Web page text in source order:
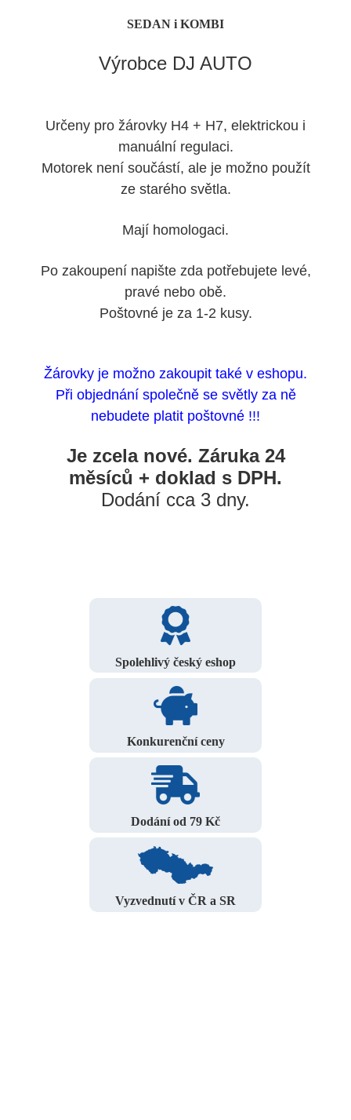
SEDAN i KOMBI
Výrobce DJ AUTO
Určeny pro žárovky H4 + H7, elektrickou i
manuální regulaci.
Motorek není součástí, ale je možno použít
ze starého světla.
Mají homologaci.
Po zakoupení napište zda potřebujete levé,
pravé nebo obě.
Poštovné je za 1-2 kusy.
Žárovky je možno zakoupit také v eshopu.
Při objednání společně se světly za ně
nebudete platit poštovné !!!
Je zcela nové. Záruka 24
měsíců + doklad s DPH.
Dodání cca 3 dny.
Spolehlivý český eshop
Konkurenční ceny
Dodání od 79 Kč
Vyzvednutí v ČR a SR